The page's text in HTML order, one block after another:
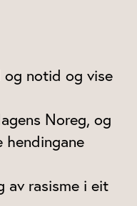
og notid og vise
Noreg, og
hendingane
av rasisme i eit